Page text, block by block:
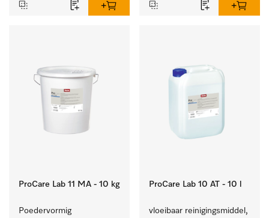
ProCare Lab 11 MA - 10 kg
Poedervormig
ProCare Lab 10 AT - 10 l
vloeibaar reinigingsmiddel,